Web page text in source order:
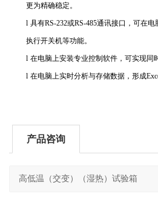
更为精确稳定。
l 具有RS-232或RS-485通讯接口，可在电
执行开关机等功能。
l 在电脑上安装专业控制软件，可实现同
l 在电脑上实时分析与存储数据，形成
产品咨询